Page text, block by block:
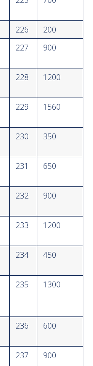
226
200
227 900
228 1200
229 1560
230 350
231 650
232 900
233 1200
234 450
235 1300
236 600
237 900